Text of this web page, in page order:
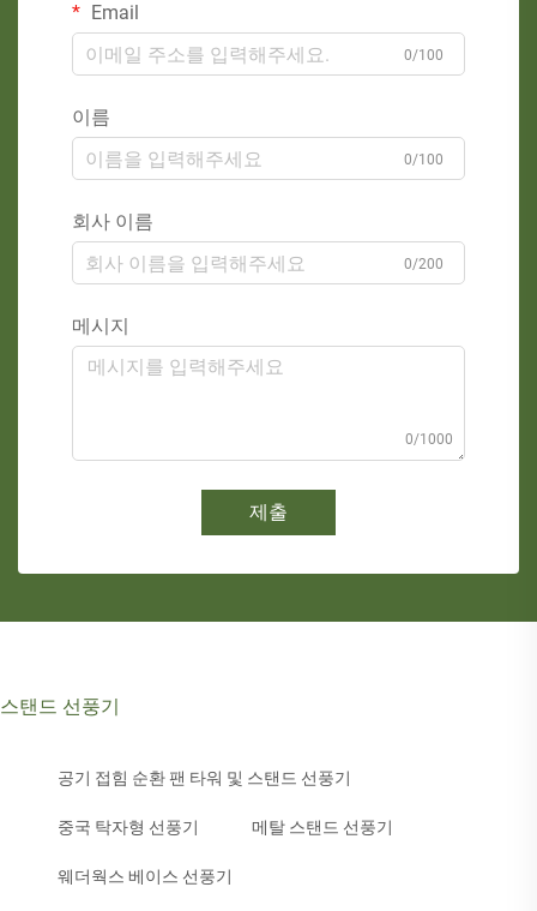
Email
0/100
이름
0/100
회사 이름
0/200
메시지
0/1000
제출
스탠드 선풍기
공기 접힘 순환 팬 타워 및 스탠드 선풍기
중국 탁자형 선풍기 메탈 스탠드 선풍기
웨더웍스 베이스 선풍기